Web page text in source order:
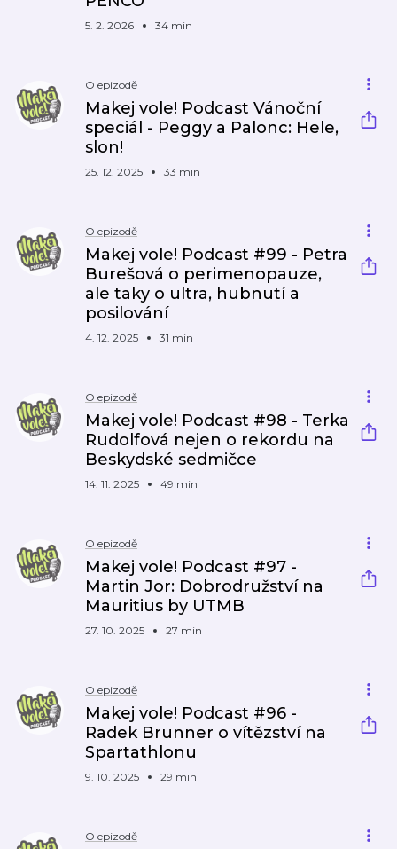
5. 2. 2026 34 min
O epizodě
Makej vole! Podcast Vánoční
speciál - Peggy a Palonc: Hele,
slon!
25. 12. 2025 33 min
O epizodě
Makej vole! Podcast #99 - Petra
Burešová o perimenopauze,
ale taky o ultra, hubnutí a
posilování
4. 12. 2025 31 min
O epizodě
Makej vole! Podcast #98 - Terka
Rudolfová nejen o rekordu na
Beskydské sedmičce
14. 11. 2025 49 min
O epizodě
Makej vole! Podcast #97 -
Martin Jor: Dobrodružství na
Mauritius by UTMB
27. 10. 2025 27 min
O epizodě
Makej vole! Podcast #96 -
Radek Brunner o vítězství na
Spartathlonu
9. 10. 2025 29 min
O epizodě